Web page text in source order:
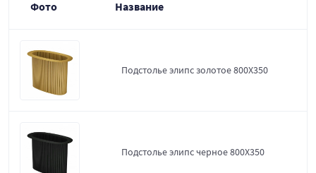
Фото Название
Подстолье элипс золотое 800Х350
Подстолье элипс черное 800Х350